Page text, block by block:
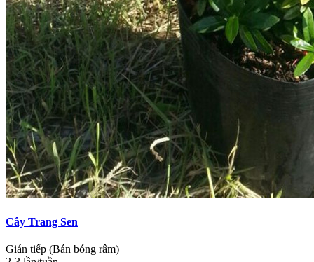
Cây Trang Sen
Gián tiếp (Bán bóng râm)